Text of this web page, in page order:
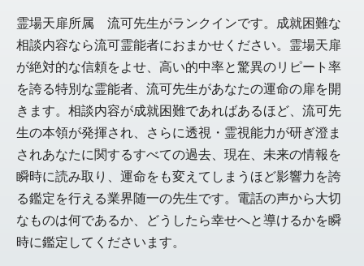
霊場天扉所属 流可先生がランクインです。成就困難な
相談内容なら流可霊能者におまかせください。霊場天扉
が絶対的な信頼をよせ、高い的中率と驚異のリピート率
を誇る特別な霊能者、流可先生があなたの運命の扉を開
きます。相談内容が成就困難であればあるほど、流可先
生の本領が発揮され、さらに透視・霊視能力が研ぎ澄ま
されあなたに関するすべての過去、現在、未来の情報を
瞬時に読み取り、運命をも変えてしまうほど影響力を誇
る鑑定を行える業界随一の先生です。電話の声から大切
なものは何であるか、どうしたら幸せへと導けるかを瞬
時に鑑定してくださいます。